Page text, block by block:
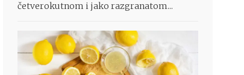
četverokutnom i jako razgranatom...